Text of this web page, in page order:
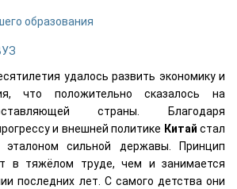
образования
удалось развить экономику и
что положительно сказалось на
страны. Благодаря
и внешней политике Китай стал
эталоном сильной державы. Принцип
в тяжёлом труде, чем и занимается
последних лет. С самого детства они